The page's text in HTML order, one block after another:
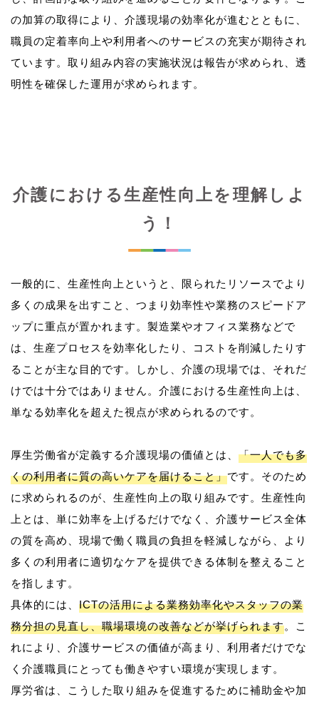
の加算の取得により、介護現場の効率化が進むとともに、
職員の定着率向上や利用者へのサービスの充実が期待され
ています。取り組み内容の実施状況は報告が求められ、透
介護における生産性向上を理解しよ
う！
一般的に、生産性向上というと、限られたリソースでより
多くの成果を出すこと、つまり効率性や業務のスピードア
ップに重点が置かれます。製造業やオフィス業務などで
は、生産プロセスを効率化したり、コストを削減したりす
ることが主な目的です。しかし、介護の現場では、それだ
けでは十分ではありません。介護における生産性向上は、
単なる効率化を超えた視点が求められるのです。
厚生労働省が定義する介護現場の価値とは、 「一人でも多
くの利用者に質の高いケアを届けること」です。そのため
に求められるのが、生産性向上の取り組みです。生産性向
上とは、単に効率を上げるだけでなく、介護サービス全体
の質を高め、現場で働く職員の負担を軽減しながら、より
多くの利用者に適切なケアを提供できる体制を整えること
を指します。
具体的には、 ICTの活用による業務効率化やスタッフの業
務分担の見直し、職場環境の改善などが挙げられます。こ
れにより、介護サービスの価値が高まり、利用者だけでな
く介護職員にとっても働きやすい環境が実現します。
厚労省は、こうした取り組みを促進するために補助金や加